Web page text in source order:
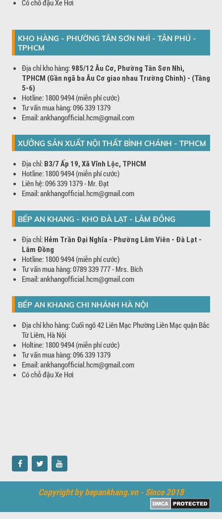
Có chỗ đậu Xe Hơi
KHO HÀNG - PHƯỜNG TÂN SƠN NHÌ - TÂN PHÚ -
TPHCM
Địa chỉ kho hàng: 985/12 Âu Cơ, Phường Tân Sơn Nhì,
TPHCM (Gần ngã ba Âu Cơ giao nhau Trường Chinh) - (Tầng
5-6)
Hotline: 1800 9494 (miễn phí cước)
Tư vấn mua hàng: 096 339 1379
Email: ankhangofficial.hcm@gmail.com
XƯỞNG SẢN XUẤT NỘI THẤT BÌNH CHÁNH - TPHCM
Địa chỉ: B3/7 Ấp 19, Xã Vĩnh Lộc, TPHCM
Hotline: 1800 9494 (miễn phí cước)
Liên hệ: 096 339 1379 - Mr. Đạt
Email: ankhangofficial.hcm@gmail.com
BẾP AN KHANG - KHO ĐÀ LẠT - LÂM ĐỒNG
Địa chỉ: Hẻm Trần Đại Nghĩa - Phường Lâm Viên - Đà Lạt -
Lâm Đồng
Hotline: 1800 9494 (miễn phí cước)
Tư vấn mua hàng: 0789 339 777 - Mrs. Bích
Email: ankhangofficial.hcm@gmail.com
BẾP AN KHANG CHI NHÁNH HÀ NỘI
Địa chỉ kho hàng: Cuối ngõ 42 Liên Mạc Phường Liên Mạc quận Bắc
Từ Liêm, Hà Nội
Holtine: 1800 9494 (miễn phí cước)
Tư vấn mua hàng: 096 339 1379
Email: ankhangofficial.hcm@gmail.com
Có chỗ đậu Xe Hơi
Copyright by bepankhang.vn - Since 2018